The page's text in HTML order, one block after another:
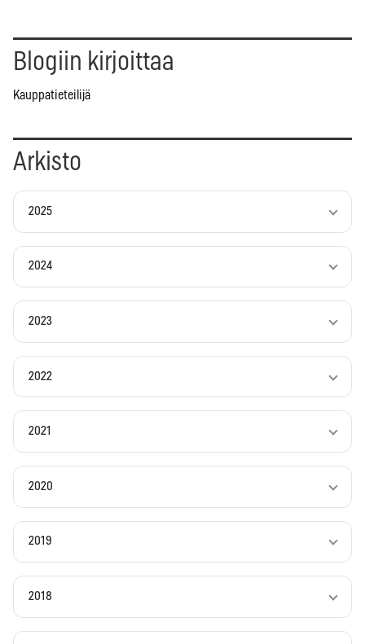
Blogiin kirjoittaa
Kauppatieteilijä
Arkisto
2025
2024
2023
2022
2021
2020
2019
2018